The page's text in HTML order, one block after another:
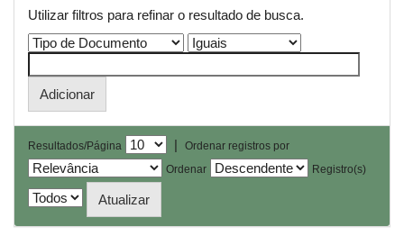
Utilizar filtros para refinar o resultado de busca.
Resultados/Página |
Ordenar registros por
Ordenar
Registro(s)